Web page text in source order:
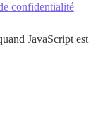
confidentialité
JavaScript est